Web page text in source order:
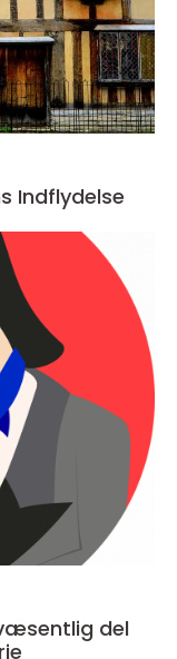
Indflydelse
del